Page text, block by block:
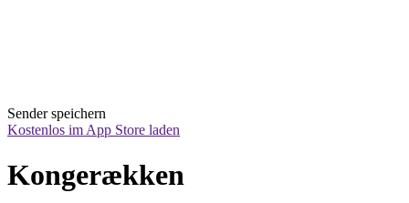
Sender speichern
Kostenlos im App Store laden
Kongerækken